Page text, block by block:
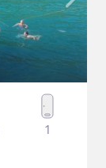
1